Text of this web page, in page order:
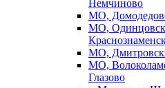
Немчиново
МО,
МО,
МО,
МО,
Глазово